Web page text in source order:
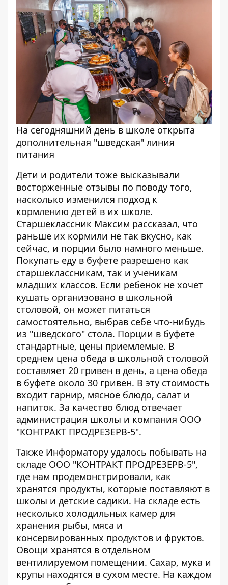
На сегодняшний день в школе открыта
дополнительная "шведская" линия
питания
Дети и родители тоже высказывали
восторженные отзывы по поводу того,
насколько изменился подход к
кормлению детей в их школе.
Старшеклассник Максим рассказал, что
раньше их кормили не так вкусно, как
сейчас, и порции было намного меньше.
Покупать еду в буфете разрешено как
старшеклассникам, так и ученикам
младших классов. Если ребенок не хочет
кушать организовано в школьной
столовой, он может питаться
самостоятельно, выбрав себе что-нибудь
из "шведского" стола. Порции в буфете
стандартные, цены приемлемые. В
среднем цена обеда в школьной столовой
составляет 20 гривен в день, а цена обеда
в буфете около 30 гривен. В эту стоимость
входит гарнир, мясное блюдо, салат и
напиток. За качество блюд отвечает
администрация школы и компания ООО
"КОНТРАКТ ПРОДРЕЗЕРВ-5".
Также Информатору удалось побывать на
складе ООО "КОНТРАКТ ПРОДРЕЗЕРВ-5",
где нам продемонстрировали, как
хранятся продукты, которые поставляют в
школы и детские садики. На складе есть
несколько холодильных камер для
хранения рыбы, мяса и
консервированных продуктов и фруктов.
Овощи хранятся в отдельном
вентилируемом помещении. Сахар, мука и
крупы находятся в сухом месте. На каждом